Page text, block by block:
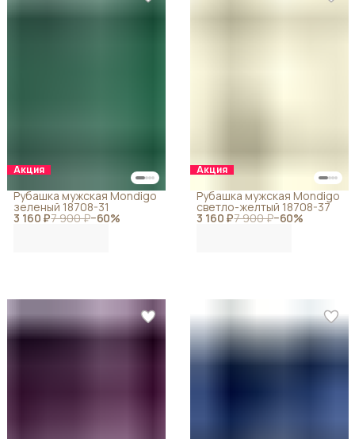
Акция
3 160 ₽7 900 ₽−60%
Рубашка мужская Mondigo
зеленый 18708-31
Акция
3 160 ₽7 900 ₽−60%
Рубашка мужская Mondigo
светло-желтый 18708-37